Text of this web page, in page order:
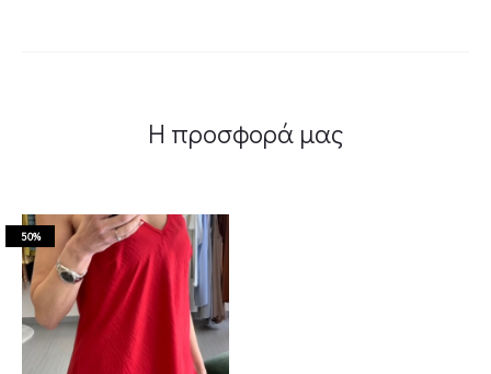
Η προσφορά μας
50%